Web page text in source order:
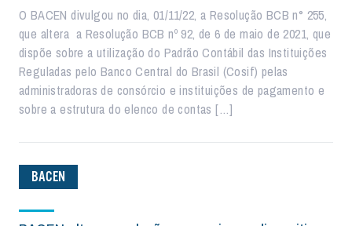
O BACEN divulgou no dia, 01/11/22, a Resolução BCB n° 255,
que altera a Resolução BCB nº 92, de 6 de maio de 2021, que
dispõe sobre a utilização do Padrão Contábil das Instituições
Reguladas pelo Banco Central do Brasil (Cosif) pelas
administradoras de consórcio e instituições de pagamento e
sobre a estrutura do elenco de contas […]
BACEN